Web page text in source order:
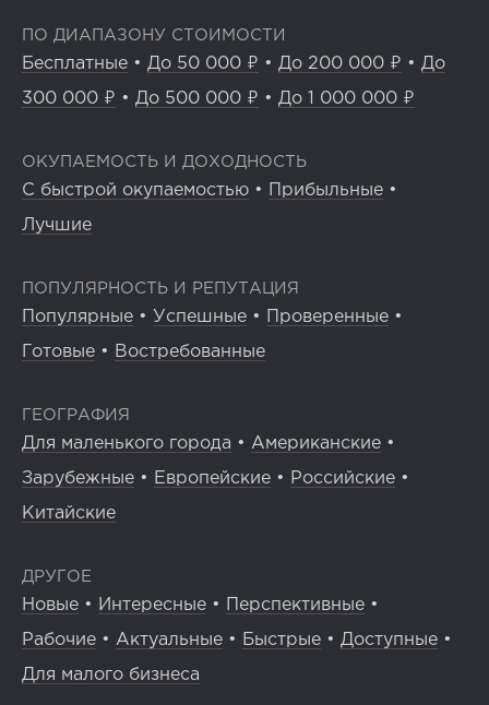
ПО ДИАПАЗОНУ СТОИМОСТИ
Бесплатные • До 50 000 ₽ • До 200 000 ₽ • До
300 000 ₽ • До 500 000 ₽ • До 1 000 000 ₽
ОКУПАЕМОСТЬ И ДОХОДНОСТЬ
С быстрой окупаемостью • Прибыльные •
Лучшие
ПОПУЛЯРНОСТЬ И РЕПУТАЦИЯ
Популярные • Успешные • Проверенные •
Готовые • Востребованные
ГЕОГРАФИЯ
Для маленького города • Американские •
Зарубежные • Европейские • Российские •
Китайские
ДРУГОЕ
Новые • Интересные • Перспективные •
Рабочие • Актуальные • Быстрые • Доступные •
Для малого бизнеса